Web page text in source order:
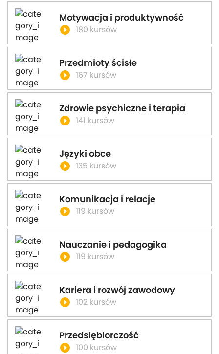
Motywacja i produktywność
play_circle_filled 180 kursów
Przedmioty ścisłe
play_circle_filled 167 kursów
Zdrowie psychiczne i terapia
play_circle_filled 141 kursów
Języki obce
play_circle_filled 135 kursów
Komunikacja i relacje
play_circle_filled 119 kursów
Nauczanie i pedagogika
play_circle_filled 119 kursów
Kariera i rozwój zawodowy
play_circle_filled 102 kursów
Przedsiębiorczość
play_circle_filled 100 kursów